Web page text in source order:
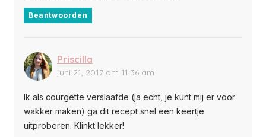
Beantwoorden
Priscilla
juni 21, 2017 om 11:36 am
Ik als courgette verslaafde (ja echt, je kunt mij er voor
wakker maken) ga dit recept snel een keertje
uitproberen. Klinkt lekker!